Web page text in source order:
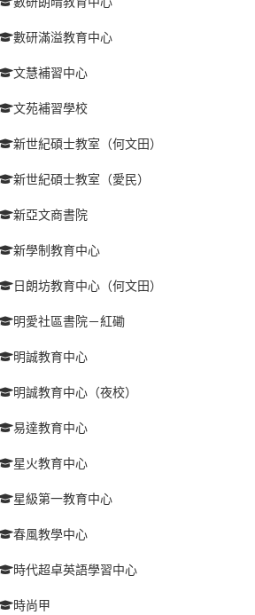
數研滿溢教育中心
文慧補習中心
文苑補習學校
新世紀碩士教室（何文田）
新世紀碩士教室（愛民）
新亞文商書院
新學制教育中心
日朗坊教育中心（何文田）
明愛社區書院－紅磡
明誠教育中心
明誠教育中心（夜校）
易達教育中心
星火教育中心
星級第一教育中心
春風教學中心
時代超卓英語學習中心
時尚甲